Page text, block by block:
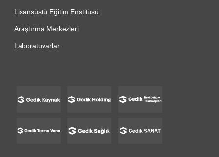
Lisansüstü Eğitim Enstitüsü
Araştırma Merkezleri
Laboratuvarlar